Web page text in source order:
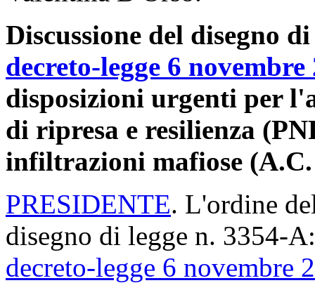
Discussione del disegno
decreto-legge 6 novembre
disposizioni urgenti per
di ripresa e resilienza
infiltrazioni mafiose
PRESIDENTE. L'ordine
disegno di legge n. 3354-
decreto-legge 6 novembre